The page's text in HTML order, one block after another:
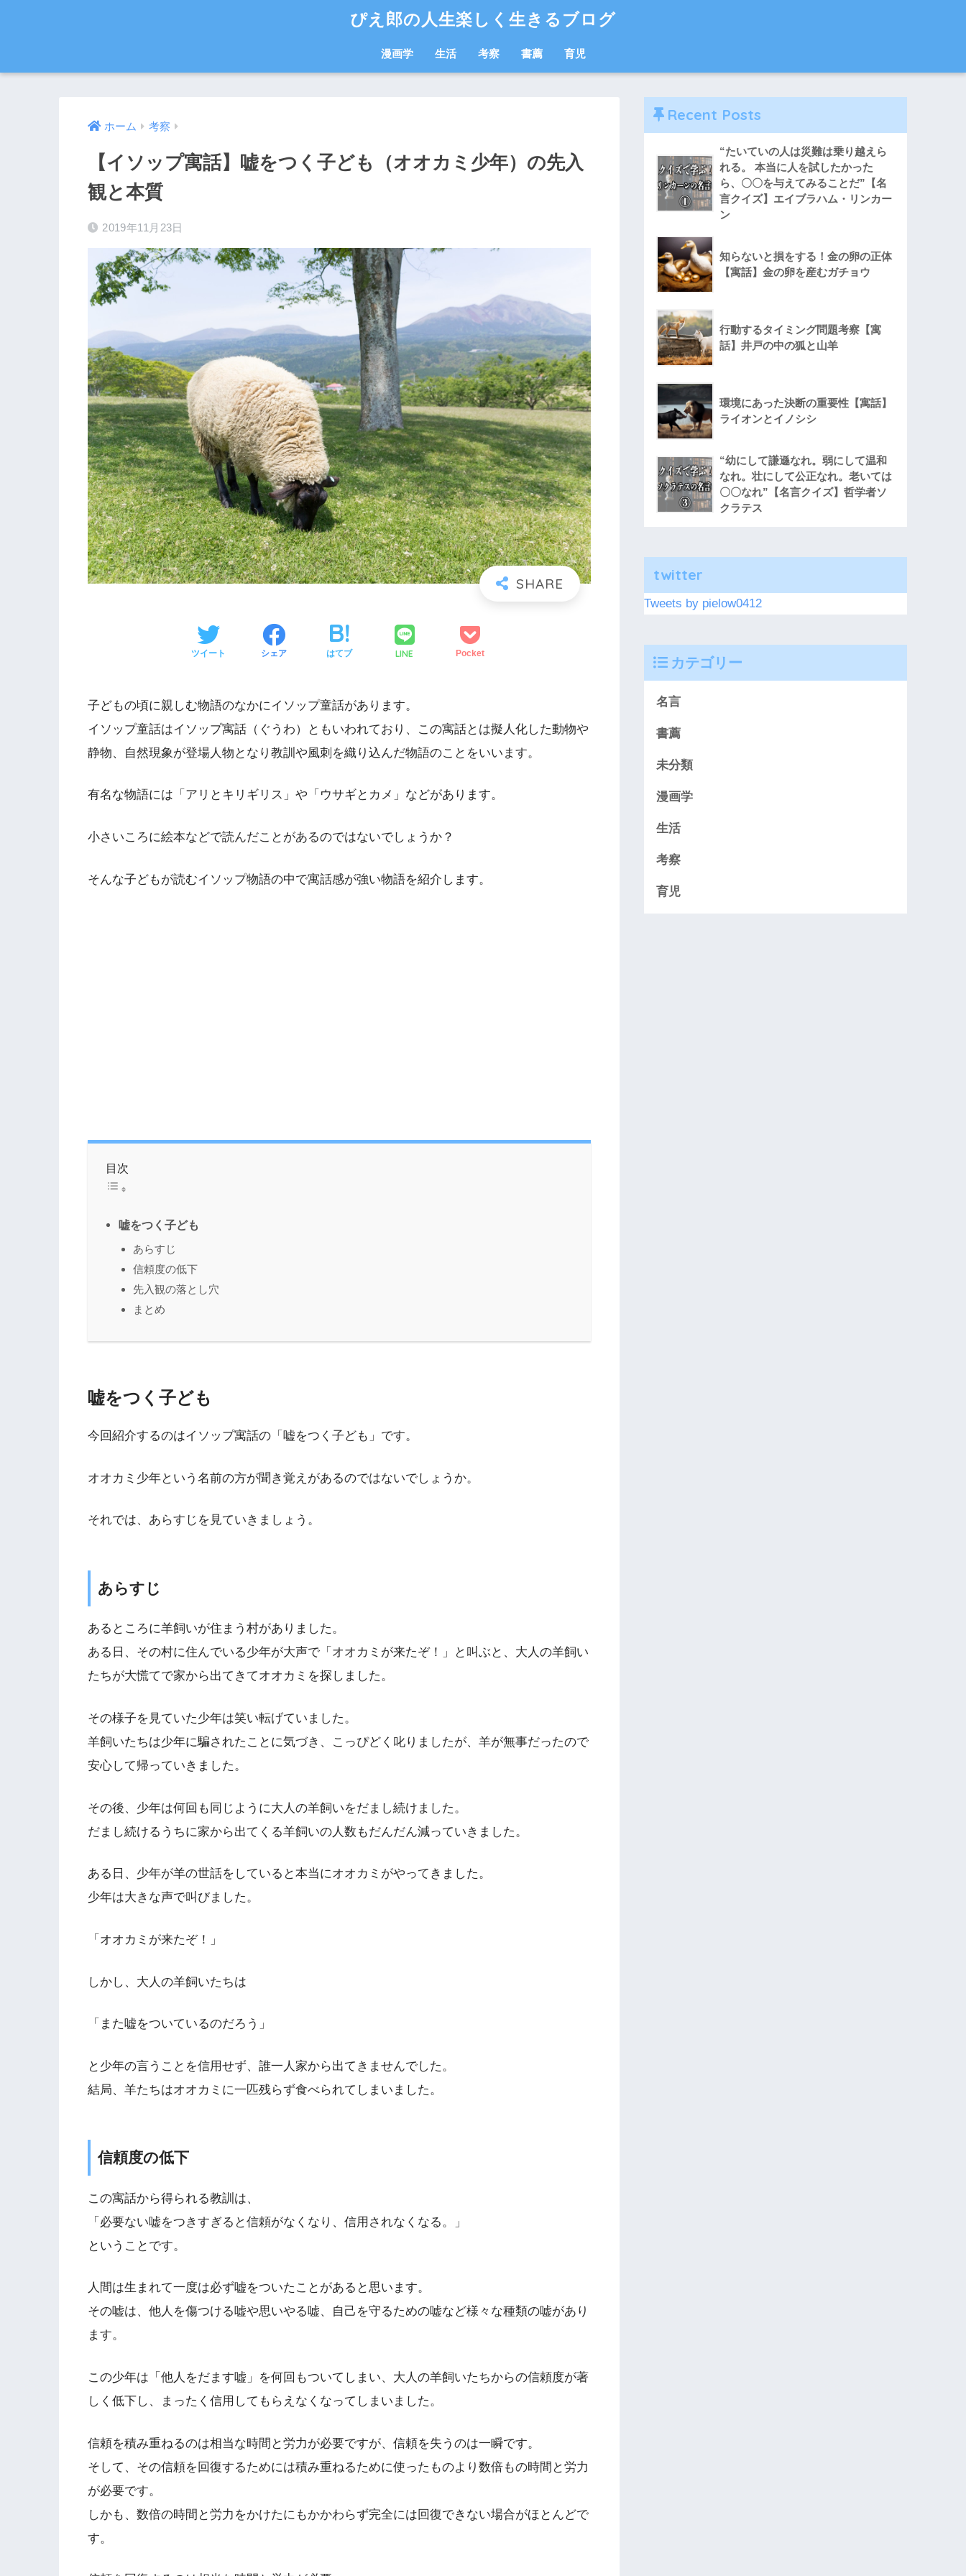
ぴえ郎の人生楽しく生きるブログ
漫画学 生活 考察 書薦 育児
ホーム 考察
【イソップ寓話】嘘をつく子ども（オオカミ少年）の先入
観と本質
2019年11月23日
ツイート シェア はてブ LINE Pocket
子どもの頃に親しむ物語のなかにイソップ童話があります。
イソップ童話はイソップ寓話（ぐうわ）ともいわれており、この寓話とは擬人化した動物や
静物、自然現象が登場人物となり教訓や風刺を織り込んだ物語のことをいいます。
有名な物語には「アリとキリギリス」や「ウサギとカメ」などがあります。
小さいころに絵本などで読んだことがあるのではないでしょうか？
そんな子どもが読むイソップ物語の中で寓話感が強い物語を紹介します。
目次
嘘をつく子ども
あらすじ
信頼度の低下
先入観の落とし穴
まとめ
嘘をつく子ども
今回紹介するのはイソップ寓話の「嘘をつく子ども」です。
オオカミ少年という名前の方が聞き覚えがあるのではないでしょうか。
それでは、あらすじを見ていきましょう。
あらすじ
あるところに羊飼いが住まう村がありました。
ある日、その村に住んでいる少年が大声で「オオカミが来たぞ！」と叫ぶと、大人の羊飼い
たちが大慌てで家から出てきてオオカミを探しました。
その様子を見ていた少年は笑い転げていました。
羊飼いたちは少年に騙されたことに気づき、こっぴどく叱りましたが、羊が無事だったので
安心して帰っていきました。
その後、少年は何回も同じように大人の羊飼いをだまし続けました。
だまし続けるうちに家から出てくる羊飼いの人数もだんだん減っていきました。
ある日、少年が羊の世話をしていると本当にオオカミがやってきました。
少年は大きな声で叫びました。
「オオカミが来たぞ！」
しかし、大人の羊飼いたちは
「また嘘をついているのだろう」
と少年の言うことを信用せず、誰一人家から出てきませんでした。
結局、羊たちはオオカミに一匹残らず食べられてしまいました。
信頼度の低下
この寓話から得られる教訓は、
「必要ない嘘をつきすぎると信頼がなくなり、信用されなくなる。」
ということです。
人間は生まれて一度は必ず嘘をついたことがあると思います。
その嘘は、他人を傷つける嘘や思いやる嘘、自己を守るための嘘など様々な種類の嘘があり
ます。
この少年は「他人をだます嘘」を何回もついてしまい、大人の羊飼いたちからの信頼度が著
しく低下し、まったく信用してもらえなくなってしまいました。
信頼を積み重ねるのは相当な時間と労力が必要ですが、信頼を失うのは一瞬です。
そして、その信頼を回復するためには積み重ねるために使ったものより数倍もの時間と労力
が必要です。
しかも、数倍の時間と労力をかけたにもかかわらず完全には回復できない場合がほとんどで
す。
Recent Posts
“たいていの人は災難は乗り越えら
れる。 本当に人を試したかった
ら、〇〇を与えてみることだ”【名
言クイズ】エイブラハム・リンカー
ン
知らないと損をする！金の卵の正体
【寓話】金の卵を産むガチョウ
行動するタイミング問題考察【寓
話】井戸の中の狐と山羊
環境にあった決断の重要性【寓話】
ライオンとイノシシ
“幼にして謙遜なれ。弱にして温和
なれ。壮にして公正なれ。老いては
〇〇なれ”【名言クイズ】哲学者ソ
クラテス
twitter
Tweets by pielow0412
カテゴリー
名言
書薦
未分類
漫画学
生活
考察
育児